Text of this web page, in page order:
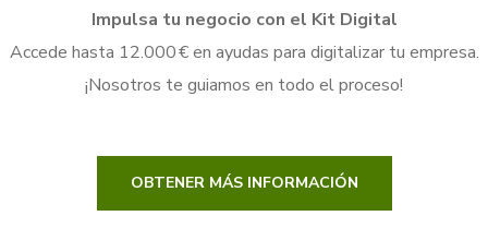
Impulsa tu negocio con el Kit Digital
Accede hasta 12.000 € en ayudas para digitalizar tu empresa.
¡Nosotros te guiamos en todo el proceso!
OBTENER MÁS INFORMACIÓN